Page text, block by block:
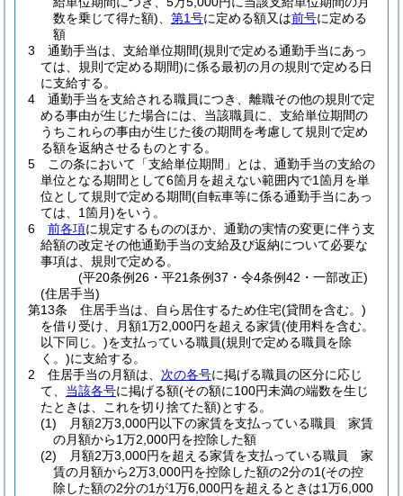
数を乗じて得た額)
第1号に定める額又は前号に定める
額
3
通勤手当は、支給単位期間(規則で定める通勤手当にあっ
ては、規則で定める期間)に係る最初の月の規則で定める日
に支給する。
4
通勤手当を支給される職員につき、離職その他の規則で定
める事由が生じた場合には、当該職員に、支給単位期間の
うちこれらの事由が生じた後の期間を考慮して規則で定め
る額を返納させるものとする。
5
この条において「支給単位期間」とは、通勤手当の支給の
単位となる期間として6箇月を超えない範囲内で1箇月を単
位として規則で定める期間(自転車等に係る通勤手当にあっ
ては、1箇月)をいう。
6
前各項に規定するもののほか、通勤の実情の変更に伴う支
給額の改定その他通勤手当の支給及び返納について必要な
事項は、規則で定める。
(平20条例26・平21条例37・令4条例42・一部改正)
(住居手当)
第13条
住居手当は、自ら居住するため住宅(貸間を含む。)
を借り受け、月額1万2,000円を超える家賃(使用料を含む。
以下同じ。)を支払っている職員(規則で定める職員を除
く。)に支給する。
2
住居手当の月額は、 次の各号に掲げる職員の区分に応じ
て、 当該各号に掲げる額(その額に100円未満の端数を生じ
たときは、これを切り捨てた額)とする。
(1)
月額2万3,000円以下の家賃を支払っている職員 家賃
の月額から1万2,000円を控除した額
(2)
月額2万3,000円を超える家賃を支払っている職員 家
賃の月額から2万3,000円を控除した額の2分の1(その控
除した額の2分の1が1万6,000円を超えるときは1万6,000